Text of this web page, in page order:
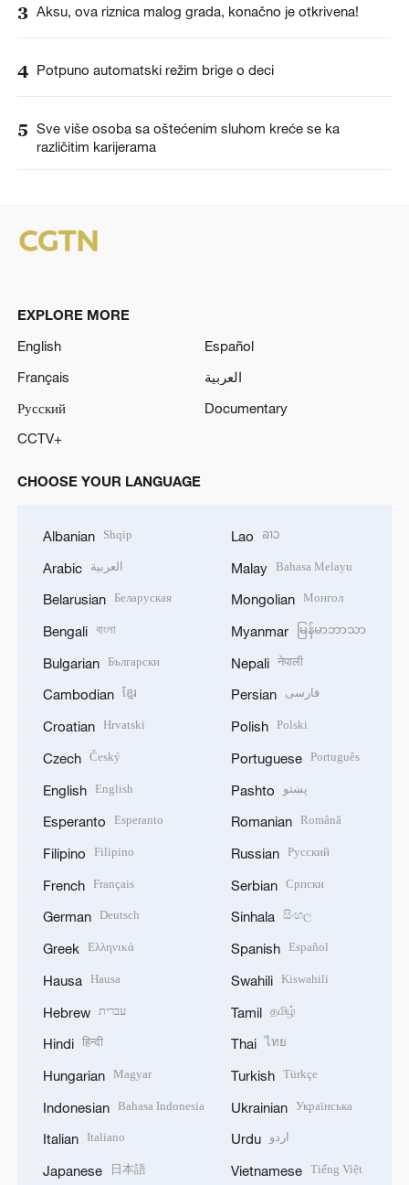
3 Aksu, ova riznica malog grada, konačno je otkrivena!
4 Potpuno automatski režim brige o deci
5 Sve više osoba sa oštećenim sluhom kreće se ka
različitim karijerama
EXPLORE MORE
English
Español
Français
العربية
Русский
Documentary
CCTV+
CHOOSE YOUR LANGUAGE
Albanian Shqip
Arabic العربية
Belarusian Беларуская
Bengali বাংলা
Bulgarian Български
Cambodian ខ្មែរ
Croatian Hrvatski
Czech Český
English English
Esperanto Esperanto
Filipino Filipino
French Français
German Deutsch
Greek Ελληνικά
Hausa Hausa
Hebrew עברית
Hindi हिन्दी
Hungarian Magyar
Indonesian Bahasa Indonesia
Italian Italiano
Japanese 日本語
Lao ລາວ
Malay Bahasa Melayu
Mongolian Монгол
Myanmar မြန်မာဘာသာ
Nepali नेपाली
Persian فارسی
Polish Polski
Portuguese Português
Pashto پښتو
Romanian Română
Russian Русский
Serbian Српски
Sinhala සිංහල
Spanish Español
Swahili Kiswahili
Tamil தமிழ்
Thai ไทย
Turkish Türkçe
Ukrainian Українська
Urdu اردو
Vietnamese Tiếng Việt